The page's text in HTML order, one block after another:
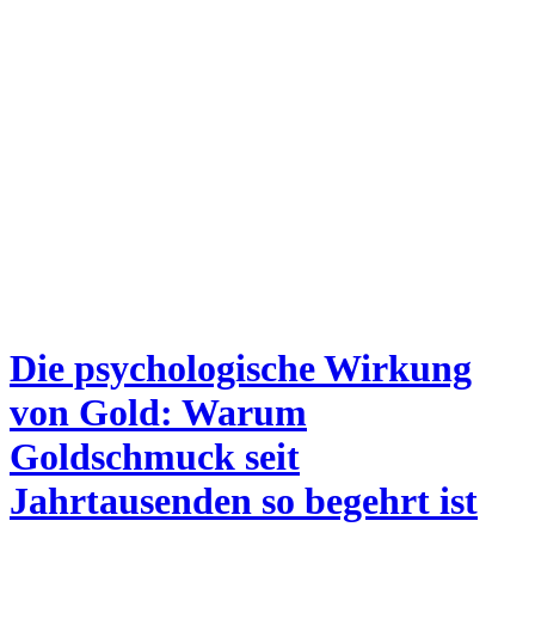
Die psychologische Wirkung
von Gold: Warum
Goldschmuck seit
Jahrtausenden so begehrt ist